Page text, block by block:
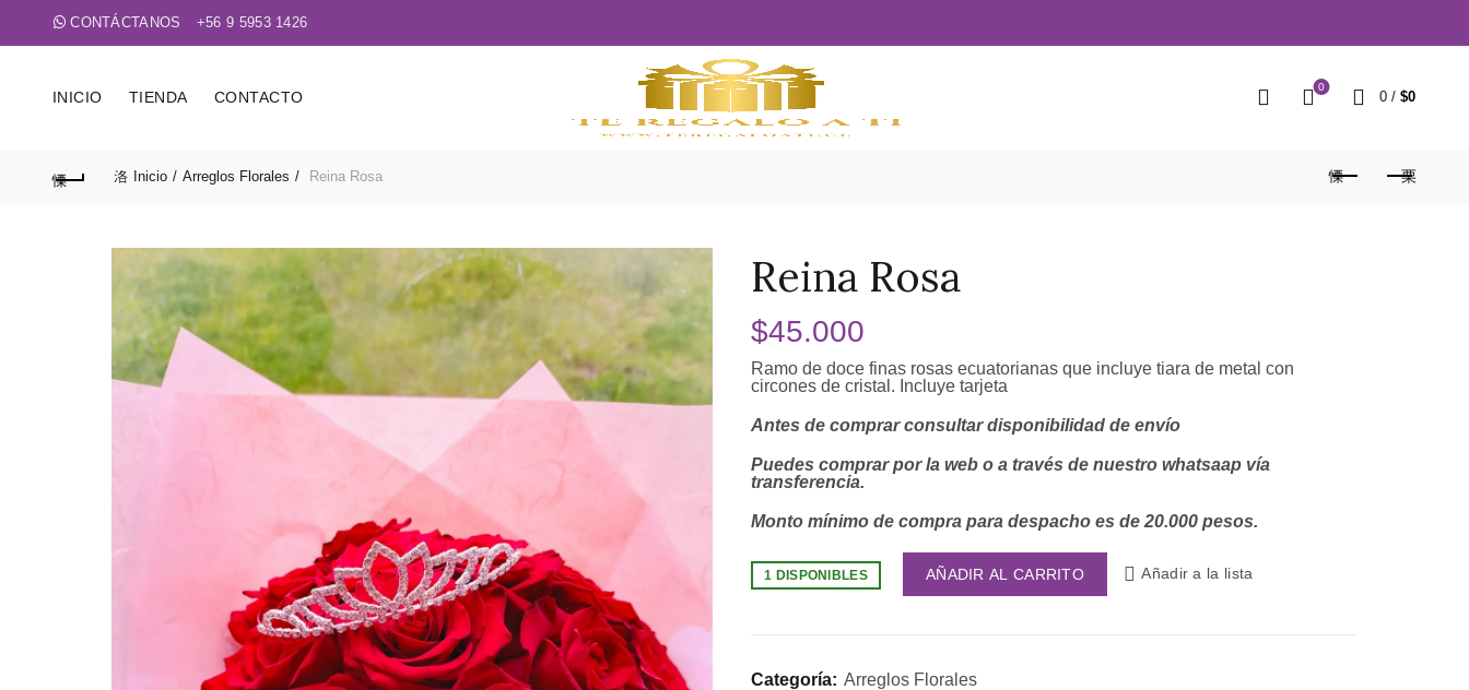
CONTÁCTANOS +56 9 5953 1426
INICIO TIENDA CONTACTO
0
0 / $0
Inicio Arreglos Florales Reina Rosa
Reina Rosa
$45.000
Ramo de doce finas rosas ecuatorianas que incluye tiara de metal con
circones de cristal. Incluye tarjeta
Antes de comprar consultar disponibilidad de envío
Puedes comprar por la web o a través de nuestro whatsaap vía
transferencia.
Monto mínimo de compra para despacho es de 20.000 pesos.
1 DISPONIBLES AÑADIR AL CARRITO Añadir a la lista
Categoría: Arreglos Florales